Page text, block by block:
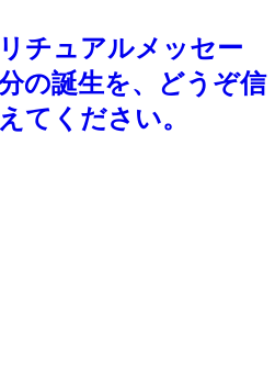
チュアルメッセー
の誕生を、どうぞ信
てください。